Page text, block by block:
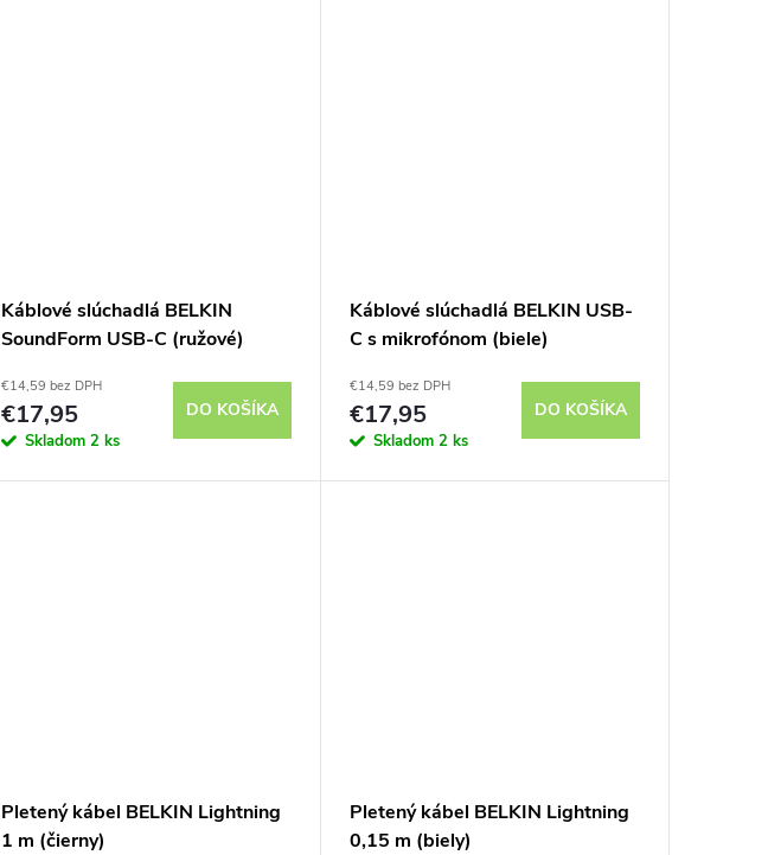
Káblové slúchadlá BELKIN
SoundForm USB-C (ružové)
€14,59 bez DPH
€17,95
Skladom 2 ks
DO KOŠÍKA
Káblové slúchadlá BELKIN USB-
C s mikrofónom (biele)
€14,59 bez DPH
€17,95
Skladom 2 ks
DO KOŠÍKA
Pletený kábel BELKIN Lightning
1 m (čierny)
Pletený kábel BELKIN Lightning
0,15 m (biely)